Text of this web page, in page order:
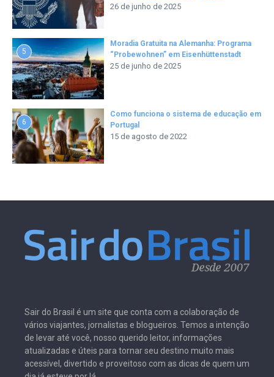
26 de junho de 2025
5
Moradia Gratuita na Alemanha: Programa
“Probewohnen” em Eisenhüttenstadt
25 de junho de 2025
6
Como funciona o sistema de educação em
Portugal
15 de agosto de 2022
Sair do Brasil é um site que conta com a colaboração de
vários viajantes, jornalistas e blogueiros. Temos a intenção
de levar até você, nosso querido leitor, informações
atualizadas e úteis para tornar seu destino muito mais
acessível, divertido e proveitoso com as dicas de quem um